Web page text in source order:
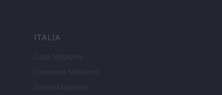
ITALIA
Casa Magazine
Cineverse Magazine
Donne Magazine